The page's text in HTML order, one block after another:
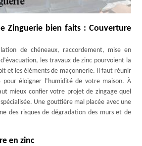
Zinguerie bien faits : Couverture
de chéneaux, raccordement, mise en
les travaux de zinc pourvoient la
et les éléments de maçonnerie. Il faut réunir
éloigner l’humidité de votre maison. À
mieux confier votre projet de zingage quel
Une gouttière mal placée avec une
des risques de dégradation des murs et de
en zinc